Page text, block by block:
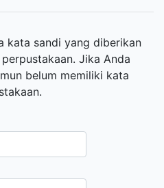
kata sandi yang diberikan
Jika Anda
belum memiliki kata